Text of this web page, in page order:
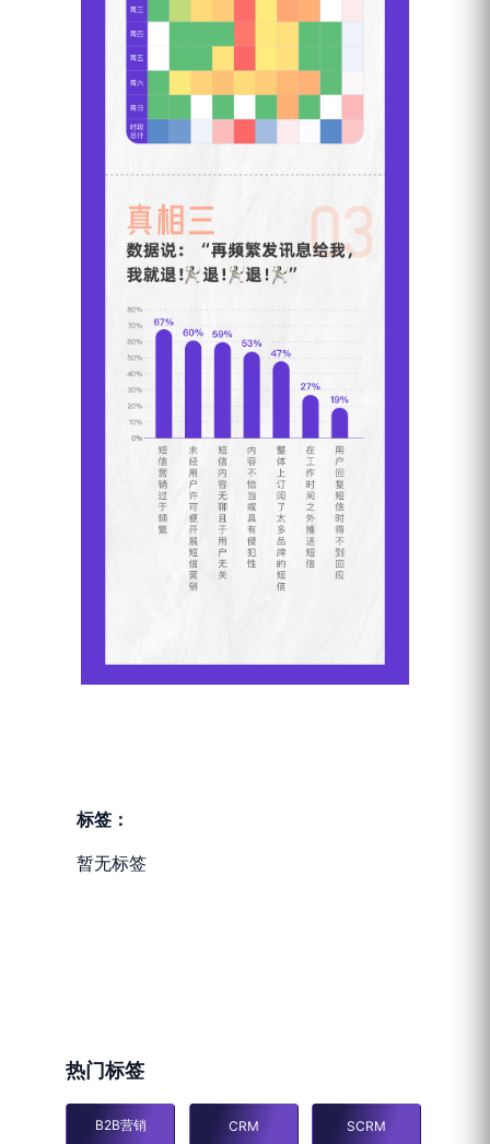
标签：
暂无标签
热门标签
B2B营销 CRM SCRM